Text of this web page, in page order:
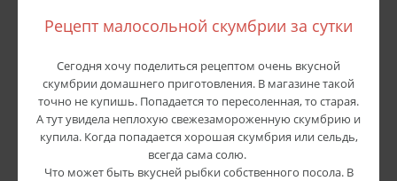
Рецепт малосольной скумбрии за сутки
Сегодня хочу поделиться рецептом очень вкусной
скумбрии домашнего приготовления. В магазине такой
точно не купишь. Попадается то пересоленная, то старая.
А тут увидела неплохую свежезамороженную скумбрию и
купила. Когда попадается хорошая скумбрия или сельдь,
всегда сама солю.
Что может быть вкусней рыбки собственного посола. В